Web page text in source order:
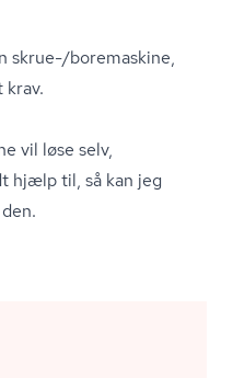
skrue-/boremaskine,
krav.
vil løse selv,
hjælp til, så kan jeg